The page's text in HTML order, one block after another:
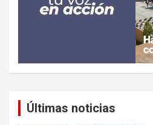
Últimas noticias